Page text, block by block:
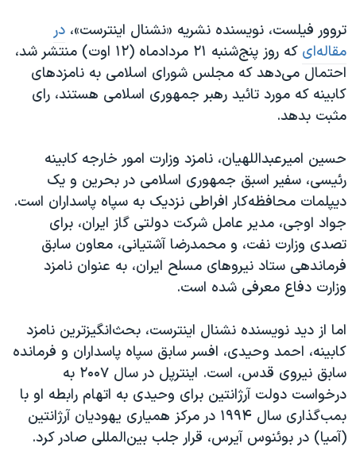
اسرائیل در جنگ
نرگس محمدی برنده جایزه نوبل صلح
همایش محافظه‌کاران آمریکا «سی‌پک»
سفر پرزیدنت ترامپ به چین
تروور فیلست، نویسنده نشریه «نشنال اینترست»، در
مقاله‌ای
که روز پنج‌شنبه ۲۱ مردادماه (۱۲ اوت) منتشر شد،
احتمال می‌دهد که مجلس شورای اسلامی به نامزدهای
کابینه که مورد تائید رهبر جمهوری اسلامی هستند، رای
مثبت بدهد.
حسین امیرعبداللهیان، نامزد وزارت امور خارجه کابینه
رئیسی، سفیر اسبق جمهوری اسلامی در بحرین و یک
دیپلمات محافظه‌کار افراطی نزدیک به سپاه پاسداران است.
جواد اوجی، مدیر عامل شرکت دولتی گاز ایران، برای
تصدی وزارت نفت، و محمدرضا آشتیانی، معاون سابق
فرماندهی ستاد نیروهای مسلح ایران، به عنوان نامزد
وزارت دفاع معرفی شده است.
اما از دید نویسنده نشنال اینترست، بحث‌انگیزترین نامزد
کابینه، احمد وحیدی، افسر سابق سپاه پاسداران و فرمانده
سابق نیروی قدس، است. اینترپل در سال ۲۰۰۷ به
درخواست دولت آرژانتین برای وحیدی به اتهام رابطه‌ او با
بمب‌گذاری سال ۱۹۹۴ در مرکز همیاری یهودیان آرژانتین
(آمیا) در بوئنوس آیرس، قرار جلب بین‌المللی صادر کرد.